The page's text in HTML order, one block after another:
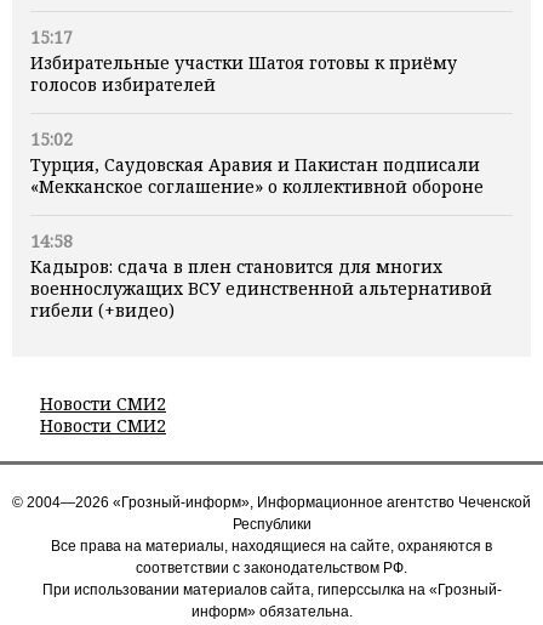
15:17
Избирательные участки Шатоя готовы к приёму
голосов избирателей
15:02
Турция, Саудовская Аравия и Пакистан подписали
«Мекканское соглашение» о коллективной обороне
14:58
Кадыров: сдача в плен становится для многих
военнослужащих ВСУ единственной альтернативой
гибели (+видео)
Новости СМИ2
Новости СМИ2
© 2004—2026 «Грозный-информ», Информационное агентство Чеченской
Республики
Все права на материалы, находящиеся на сайте, охраняются в
соответствии с законодательством РФ.
При использовании материалов сайта, гиперссылка на «Грозный-
информ» обязательна.